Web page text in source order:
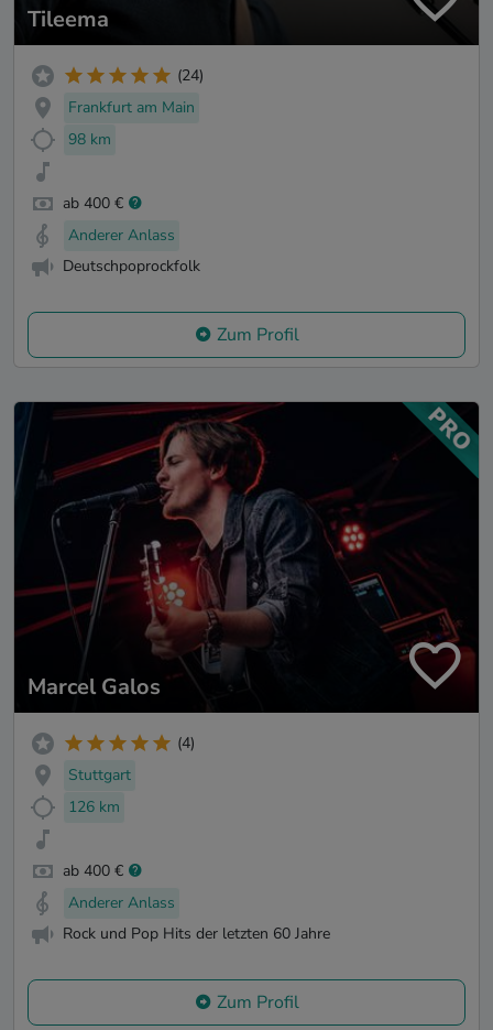
Tileema
(24)
Frankfurt am Main
98 km
ab 400 €
Anderer Anlass
Deutschpoprockfolk
Zum Profil
Marcel Galos
(4)
Stuttgart
126 km
ab 400 €
Anderer Anlass
Rock und Pop Hits der letzten 60 Jahre
Zum Profil